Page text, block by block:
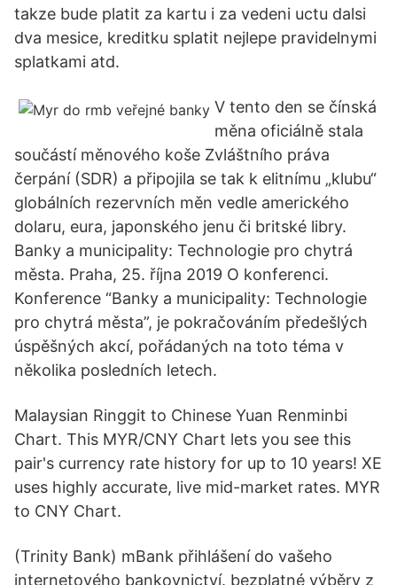
takze bude platit za kartu i za vedeni uctu dalsi
dva mesice, kreditku splatit nejlepe pravidelnymi
splatkami atd.
V tento den se čínská
měna oficiálně stala
součástí měnového koše Zvláštního práva
čerpání (SDR) a připojila se tak k elitnímu „klubu“
globálních rezervních měn vedle amerického
dolaru, eura, japonského jenu či britské libry.
Banky a municipality: Technologie pro chytrá
města. Praha, 25. října 2019 O konferenci.
Konference “Banky a municipality: Technologie
pro chytrá města”, je pokračováním předešlých
úspěšných akcí, pořádaných na toto téma v
několika posledních letech.
Malaysian Ringgit to Chinese Yuan Renminbi
Chart. This MYR/CNY Chart lets you see this
pair's currency rate history for up to 10 years! XE
uses highly accurate, live mid-market rates. MYR
to CNY Chart.
(Trinity Bank) mBank přihlášení do vašeho
internetového bankovnictví. bezplatné výběry z